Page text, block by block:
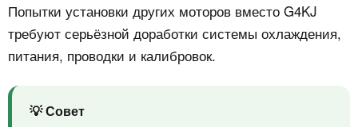
Попытки установки других моторов вместо G4KJ
требуют серьёзной доработки системы охлаждения,
питания, проводки и калибровок.
💡 Совет